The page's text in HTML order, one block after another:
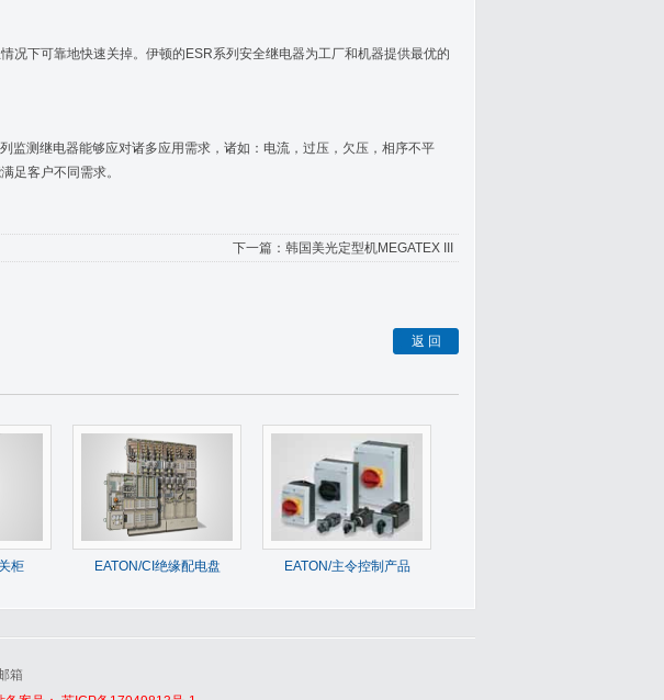
况下可靠地快速关掉。伊顿的ESR系列安全继电器为工厂和机器提供最优的
监测继电器能够应对诸多应用需求，诸如：电流，过压，欠压，相序不平
足客户不同需求。
下一篇： 韩国美光定型机MEGATEX III
返 回
柜 EATON/CI绝缘配电盘 EATON/主令控制产品
箱